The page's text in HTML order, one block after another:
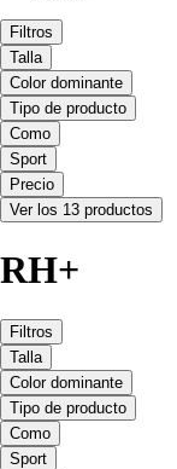
Filtros
Talla
Color dominante
Tipo de producto
Como
Sport
Precio
Ver los 13 productos
RH+
Filtros
Talla
Color dominante
Tipo de producto
Como
Sport